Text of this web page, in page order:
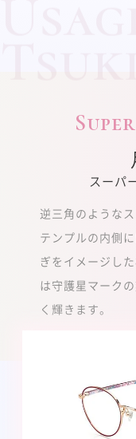
Super
スーパ
逆三角のような
テンプルの内側
ぎをイメージし
は守護星マーク
く輝きます。